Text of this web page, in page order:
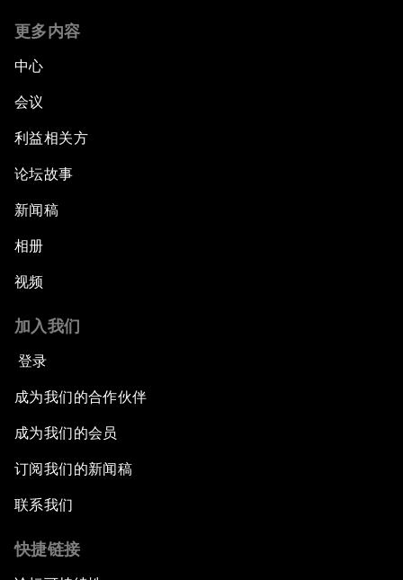
更多内容
中心
会议
利益相关方
论坛故事
新闻稿
相册
视频
加入我们
登录
成为我们的合作伙伴
成为我们的会员
订阅我们的新闻稿
联系我们
快捷链接